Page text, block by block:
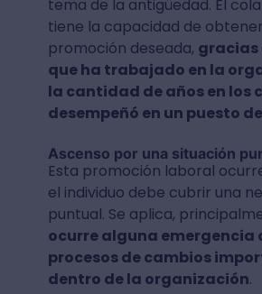
tema de la antigüedad. El
tiene la capacidad de
promoción deseada, gracias
que ha trabajado en la
la cantidad de años en los
desempeñó en un puesto
Ascenso por una situación
Esta promoción laboral
el individuo debe cubrir una
puntual. Se aplica,
ocurre alguna emergencia
procesos de cambios
dentro de la organización.